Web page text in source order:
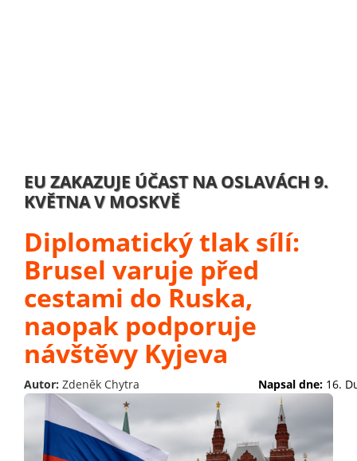
EU ZAKAZUJE ÚČAST NA OSLAVÁCH 9.
KVĚTNA V MOSKVĚ
Diplomatický tlak sílí:
Brusel varuje před
cestami do Ruska,
naopak podporuje
návštěvy Kyjeva
Autor: Zdeněk Chytra Napsal dne: 16.